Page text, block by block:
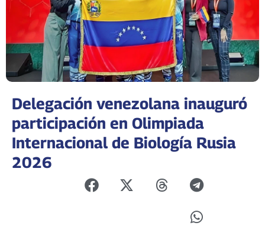
Delegación venezolana inauguró
participación en Olimpiada
Internacional de Biología Rusia
2026